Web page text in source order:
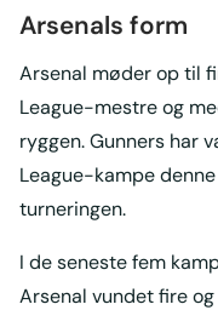
Arsenals form
Arsenal møder op til
League-mestre og
ryggen. Gunners har
League-kampe
turneringen.
I de seneste fem
Arsenal vundet fire